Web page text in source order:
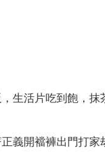
生活片吃到飽，抹
義開襠褲出門打家